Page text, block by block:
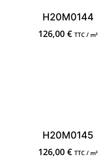
H20M0144
126,00€ TTC / m²
H20M0145
126,00€ TTC / m²